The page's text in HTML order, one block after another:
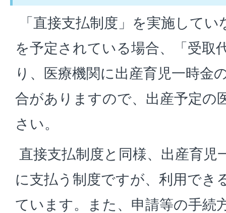
「直接支払制度」を実施して
を予定されている場合、「受取
り、医療機関に出産育児一時金
合がありますので、出産予定の
さい。
直接支払制度と同様、出産育児
に支払う制度ですが、利用でき
ています。また、申請等の手続